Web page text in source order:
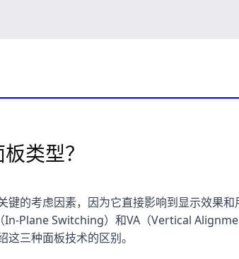
类型？
键的考虑因素，因为它直接影响到显示效果
Plane Switching）和VA（Vertical
三种面板技术的区别。